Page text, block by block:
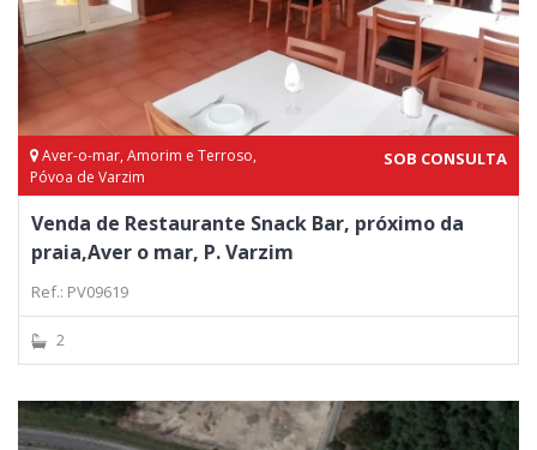
Aver-o-mar, Amorim e Terroso,
Póvoa de Varzim
SOB CONSULTA
Venda de Restaurante Snack Bar, próximo da
praia,Aver o mar, P. Varzim
Ref.: PV09619
2